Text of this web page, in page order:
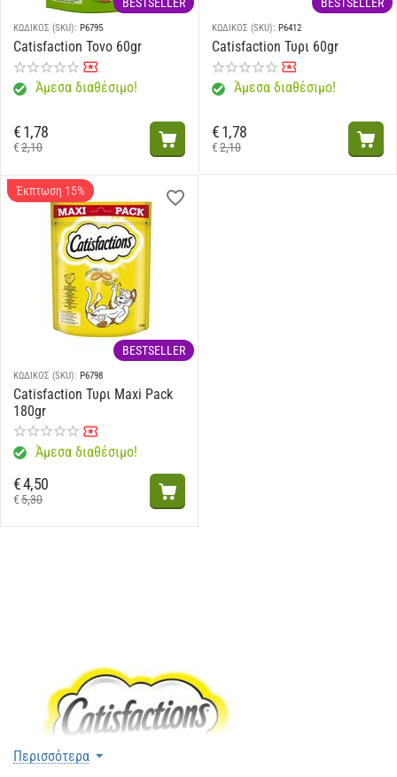
Περισσότερα
BESTSELLER
ΚΩΔΙΚΟΣ (SKU): P6795
Catisfaction Τονο 60gr
Άμεσα διαθέσιμο!
€2,10
€1,78
BESTSELLER
ΚΩΔΙΚΟΣ (SKU): P6412
Catisfaction Τυρι 60gr
Άμεσα διαθέσιμο!
€2,10
€1,78
Έκπτωση 15%
BESTSELLER
ΚΩΔΙΚΟΣ (SKU): P6798
Catisfaction Τυρι Maxi Pack
180gr
Άμεσα διαθέσιμο!
€5,30
€4,50